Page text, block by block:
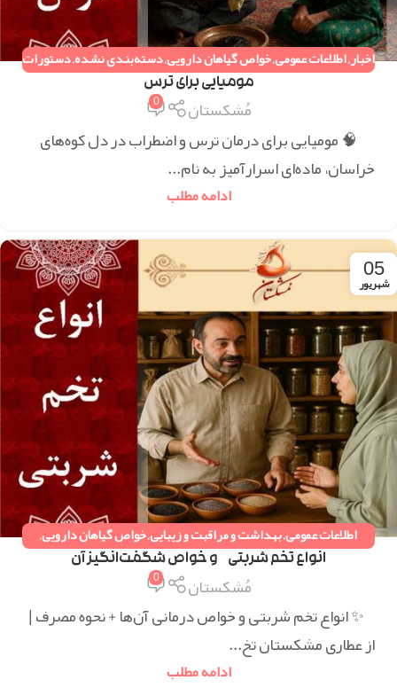
اخبار,اطلاعات عمومی,خواص گیاهان دارویی,دسته‌بندی نشده,دستورات
مومیایی برای ترس
مُشکستان 0
🧠 مومیایی برای درمان ترس و اضطراب در دل کوه‌های
خراسان، ماده‌ای اسرارآمیز به نام...
ادامه مطلب
05
شهریور
اطلاعات عمومی,بهداشت و مراقبت و زیبایی,خواص گیاهان دارویی,
دستورات طب سنتی,همه مقالات
انواع تخم شربتی و خواص شگفت‌انگیز آن
مُشکستان 0
✨ انواع تخم شربتی و خواص درمانی آن‌ها + نحوه مصرف |
از عطاری مشکستان تخ...
ادامه مطلب